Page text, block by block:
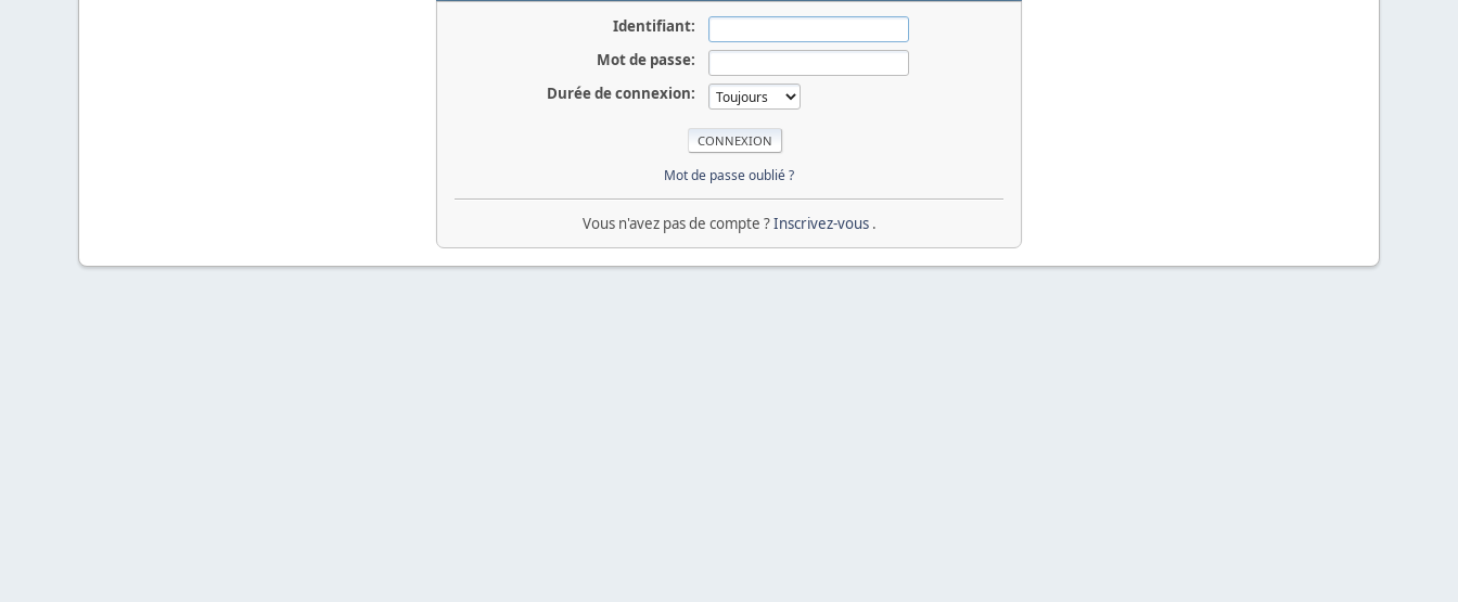
Identifiant:
Mot de passe:
Durée de connexion:
Mot de passe oublié ?
Vous n'avez pas de compte ?Inscrivez-vous .